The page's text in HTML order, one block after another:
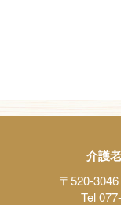
介護
〒520-
Tel